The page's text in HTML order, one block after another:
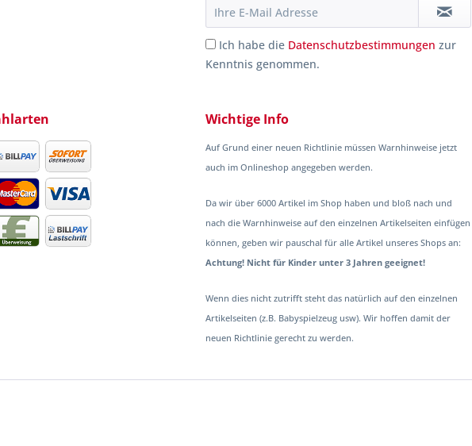
Ich habe die Datenschutzbestimmungen zur
Kenntnis genommen.
Wichtige Info
Auf Grund einer neuen Richtlinie müssen Warnhinweise jetzt
auch im Onlineshop angegeben werden.
Da wir über 6000 Artikel im Shop haben und bloß nach und
nach die Warnhinweise auf den einzelnen Artikelseiten einfügen
können, geben wir pauschal für alle Artikel unseres Shops an:
Achtung! Nicht für Kinder unter 3 Jahren geeignet!
Wenn dies nicht zutrifft steht das natürlich auf den einzelnen
Artikelseiten (z.B. Babyspielzeug usw). Wir hoffen damit der
neuen Richtlinie gerecht zu werden.